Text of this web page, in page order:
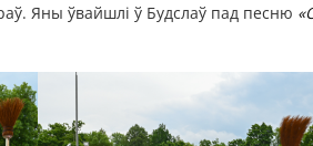
Яны ўвайшлі ў Будслаў пад песню